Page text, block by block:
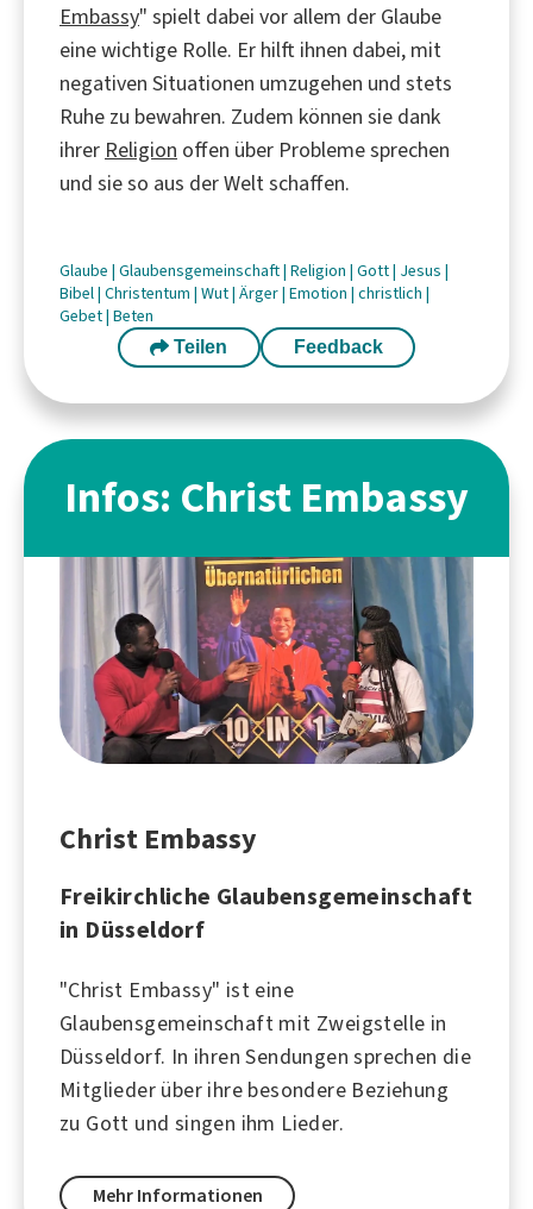
Embassy" spielt dabei vor allem der Glaube
eine wichtige Rolle. Er hilft ihnen dabei, mit
negativen Situationen umzugehen und stets
Ruhe zu bewahren. Zudem können sie dank
ihrer Religion offen über Probleme sprechen
und sie so aus der Welt schaffen.
Glaube | Glaubensgemeinschaft| Religion | Gott| Jesus |
Bibel| Christentum | Wut| Ärger| Emotion | christlich |
Gebet| Beten
Teilen Feedback
Infos: Christ Embassy
Christ Embassy
Freikirchliche Glaubensgemeinschaft
in Düsseldorf
"Christ Embassy" ist eine
Glaubensgemeinschaft mit Zweigstelle in
Düsseldorf. In ihren Sendungen sprechen die
Mitglieder über ihre besondere Beziehung
zu Gott und singen ihm Lieder.
Mehr Informationen